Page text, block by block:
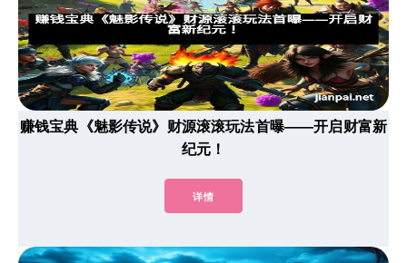
赚钱宝典《魅影传说》财源滚滚玩法首曝——开启财富新
纪元！
详情